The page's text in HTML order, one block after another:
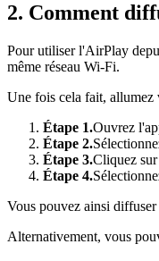
2. Comment
Pour utiliser l'AirPlay
même réseau Wi-Fi.
Une fois cela fait, allumez
Étape 1.Ouvrez
Étape 2.
Étape 3.Cliquez
Étape 4.
Vous pouvez ainsi
Alternativement, vous